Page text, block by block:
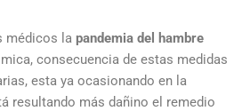
médicos la pandemia del hambre
consecuencia de estas medidas
esta ya ocasionando en la
resultando más dañino el remedio